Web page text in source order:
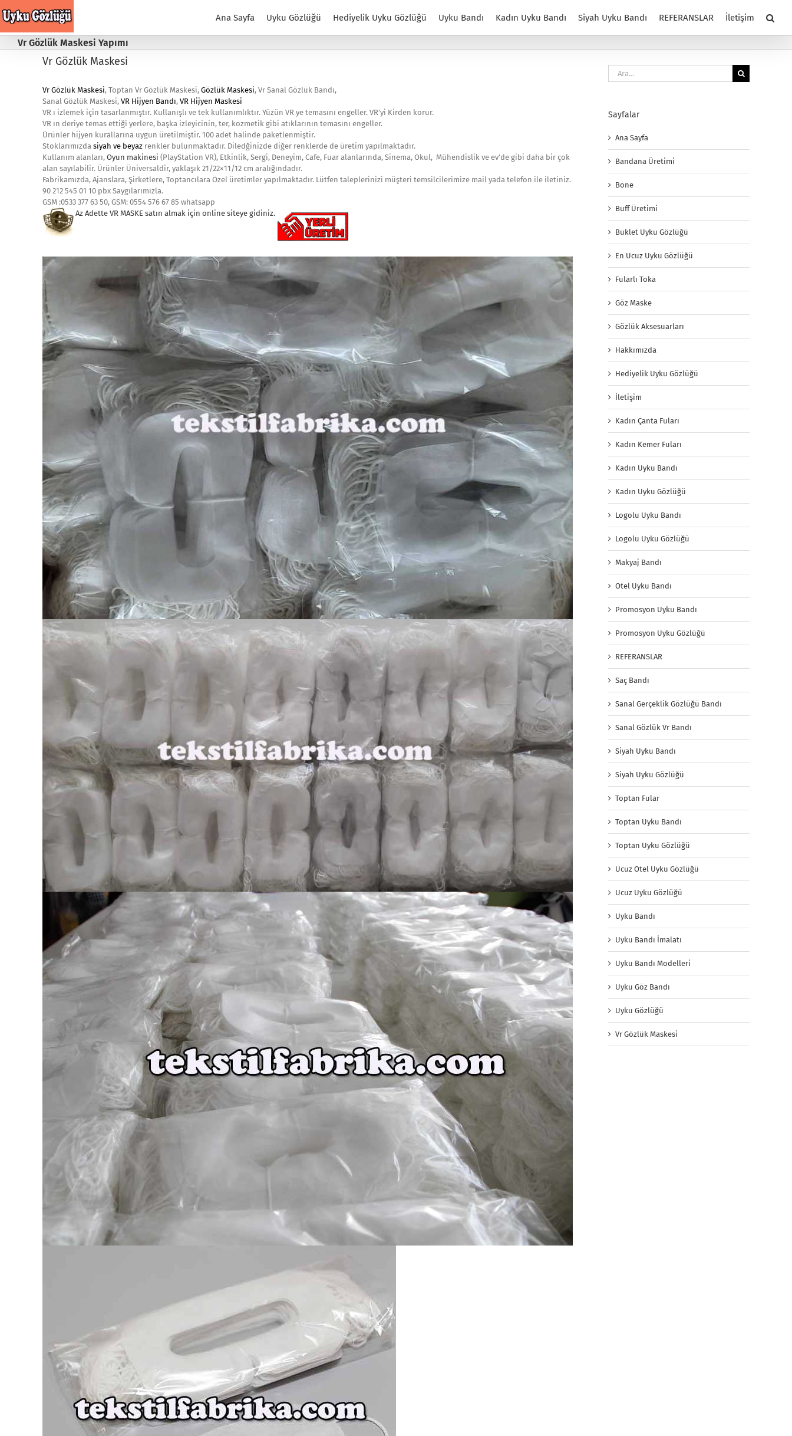
to
Ana Sayfa Uyku Gözlüğü Hediyelik Uyku Gözlüğü Uyku Bandı Kadın Uyku Bandı Siyah Uyku Bandı REFERANSLAR İletişim
Vr Gözlük Maskesi Yapımı
Vr Gözlük Maskesi
Vr Gözlük Maskesi, Toptan Vr Gözlük Maskesi, Gözlük Maskesi, Vr Sanal Gözlük Bandı,
Sanal Gözlük Maskesi, VR Hijyen Bandı, VR Hijyen Maskesi
VR ı izlemek için tasarlanmıştır. Kullanışlı ve tek kullanımlıktır. Yüzün VR ye temasını engeller. VR’yi Kirden korur.
VR ın deriye temas ettiği yerlere, başka izleyicinin, ter, kozmetik gibi atıklarının temasını engeller.
Ürünler hijyen kurallarına uygun üretilmiştir. 100 adet halinde paketlenmiştir.
Stoklarımızda siyah ve beyaz renkler bulunmaktadır. Diledğinizde diğer renklerde de üretim yapılmaktadır.
Kullanım alanları, Oyun makinesi (PlayStation VR), Etkinlik, Sergi, Deneyim, Cafe, Fuar alanlarında, Sinema, Okul, Mühendislik ve ev’de gibi daha bir çok
alan sayılabilir. Ürünler Üniversaldir, yaklaşık 21/22×11/12 cm aralığındadır.
Fabrikamızda, Ajanslara, Şirketlere, Toptancılara Özel üretimler yapılmaktadır. Lütfen taleplerinizi müşteri temsilcilerimize mail yada telefon ile iletiniz.
90 212 545 01 10 pbx Saygılarımızla.
GSM :0533 377 63 50, GSM: 0554 576 67 85 whatsapp
Az Adette VR MASKE satın almak için online siteye gidiniz.
Ara:
Sayfalar
Ana Sayfa
Bandana Üretimi
Bone
Buff Üretimi
Buklet Uyku Gözlüğü
En Ucuz Uyku Gözlüğü
Fularlı Toka
Göz Maske
Gözlük Aksesuarları
Hakkımızda
Hediyelik Uyku Gözlüğü
İletişim
Kadın Çanta Fuları
Kadın Kemer Fuları
Kadın Uyku Bandı
Kadın Uyku Gözlüğü
Logolu Uyku Bandı
Logolu Uyku Gözlüğü
Makyaj Bandı
Otel Uyku Bandı
Promosyon Uyku Bandı
Promosyon Uyku Gözlüğü
REFERANSLAR
Saç Bandı
Sanal Gerçeklik Gözlüğü Bandı
Sanal Gözlük Vr Bandı
Siyah Uyku Bandı
Siyah Uyku Gözlüğü
Toptan Fular
Toptan Uyku Bandı
Toptan Uyku Gözlüğü
Ucuz Otel Uyku Gözlüğü
Ucuz Uyku Gözlüğü
Uyku Bandı
Uyku Bandı İmalatı
Uyku Bandı Modelleri
Uyku Göz Bandı
Uyku Gözlüğü
Vr Gözlük Maskesi